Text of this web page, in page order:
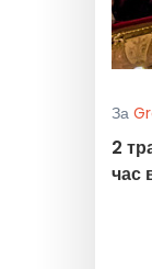
За
2
час